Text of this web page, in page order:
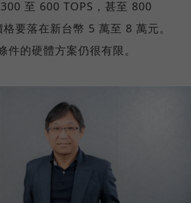
至 600 TOPS，甚至 800
要落在新台幣 5 萬至 8 萬元。
件的硬體方案仍很有限。